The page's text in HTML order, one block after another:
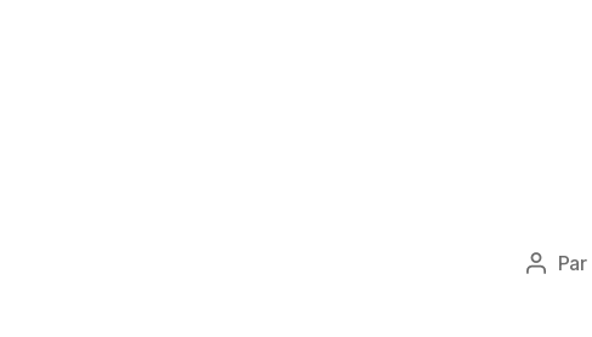
Par